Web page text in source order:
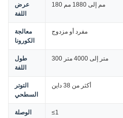
عرض
اللفة
180 مم إلى 1880 مم
معالجة
الكورونا
مفرد أو مزدوج
طول
اللفة
300 متر إلى 4000 متر
التوتر
السطحي
أكثر من 38 داين
الوصلة ≤1